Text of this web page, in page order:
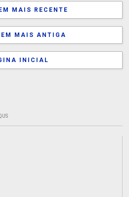
MAIS RECENTE
MAIS ANTIGA
INICIAL